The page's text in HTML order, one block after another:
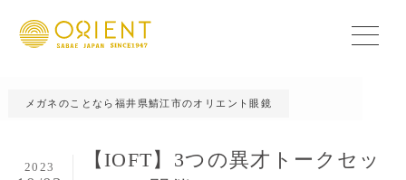
メガネのことなら福井県鯖江市のオリエント眼鏡
【IOFT】3つの異才トークセッ
2023